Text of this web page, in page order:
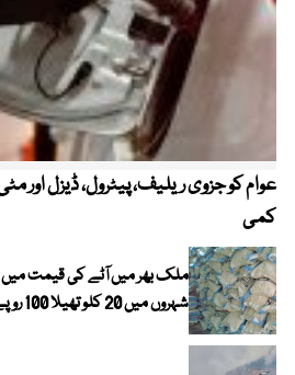
عوام کو جزوی ریلیف، پیٹرول، ڈیزل اور
کمی
ملک بھر میں آٹے کی قیمت
شہروں میں 20 کلو تھیلا 100 روپے تک مہنگا